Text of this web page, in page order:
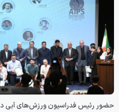
حضور رئیس فدراسیون ورزش‌های آبی در